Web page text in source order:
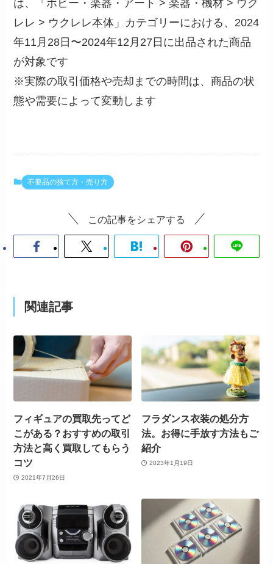
は、「ホビー・楽器・アート > 楽器・機材 > ウク
レレ > ウクレレ本体」カテゴリーにおける、2024
年11月28日〜2024年12月27日に出品された商品
が対象です
※実際の取引価格や売却までの時間は、商品の状
態や需要によって変動します
不要品の捨て方・売り方
この記事をシェアする
関連記事
フィギュアの買取先ってど
こがある？おすすめの取引
方法と高く買取してもらう
コツ
2021年7月26日
フラダンス衣装の処分方
法。お得に手放す方法もご
紹介
2023年1月19日